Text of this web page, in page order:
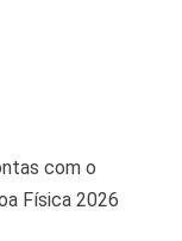
com o
Física 2026